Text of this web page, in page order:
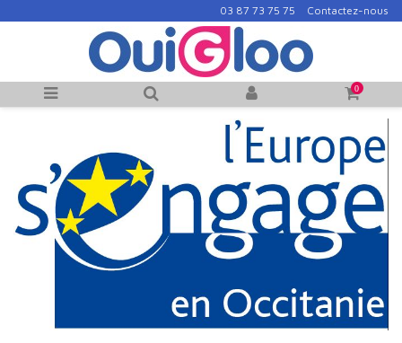
03 87 73 75 75 Contactez-nous
0